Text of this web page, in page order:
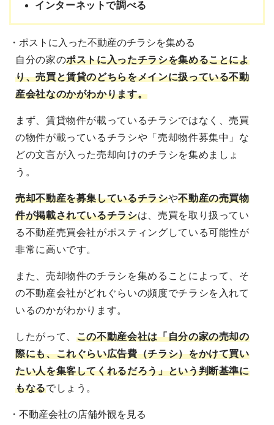
インターネットで調べる
・ポストに入った不動産のチラシを集める
自分の家のポストに入ったチラシを集めることによ
り、売買と賃貸のどちらをメインに扱っている不動
産会社なのかがわかります。
まず、賃貸物件が載っているチラシではなく、売買
の物件が載っているチラシや「売却物件募集中」な
どの文言が入った売却向けのチラシを集めましょ
う。
売却不動産を募集しているチラシや不動産の売買物
件が掲載されているチラシは、売買を取り扱ってい
る不動産売買会社がポスティングしている可能性が
非常に高いです。
また、売却物件のチラシを集めることによって、そ
の不動産会社がどれぐらいの頻度でチラシを入れて
いるのかがわかります。
したがって、 この不動産会社は「自分の家の売却の
際にも、これぐらい広告費（チラシ）をかけて買い
たい人を集客してくれるだろう」という判断基準に
もなるでしょう。
・不動産会社の店舗外観を見る